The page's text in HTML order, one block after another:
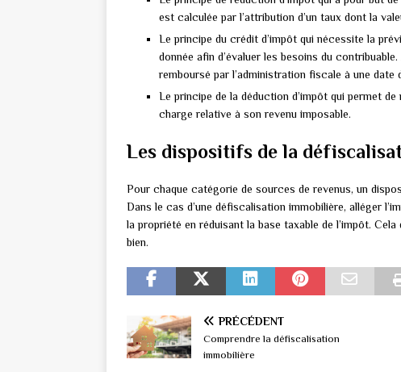
est calculée par l’attribution d’un taux dont la
Le principe du crédit d’impôt qui nécessite la
donnée afin d’évaluer les besoins du
remboursé par l’administration fiscale à une date
Le principe de la déduction d’impôt qui permet
charge relative à son revenu imposable.
Les dispositifs de la
Pour chaque catégorie de sources de revenus, un
Dans le cas d’une défiscalisation immobilière, alléger
la propriété en réduisant la base taxable de l’impôt.
bien.
PRÉCÉDENT
Comprendre la défiscalisation
immobilière